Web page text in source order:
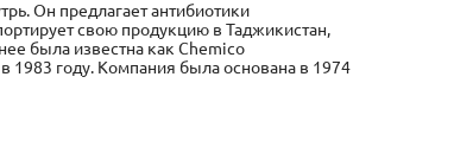
Он предлагает антибиотики
свою продукцию в Таджикистан,
была известна как Chemico
1983 году. Компания была основана в 1974